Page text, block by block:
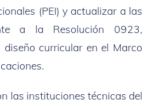
(PEI) y actualizar a las
a la Resolución 0923,
diseño curricular en el Marco
las instituciones técnicas del